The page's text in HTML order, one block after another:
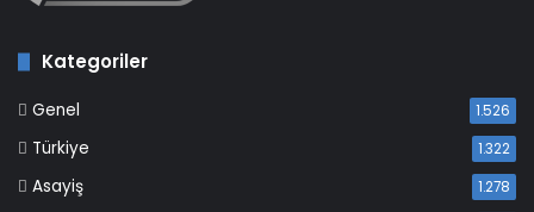
Kategoriler
Genel 1.526
Türkiye 1.322
Asayiş 1.278